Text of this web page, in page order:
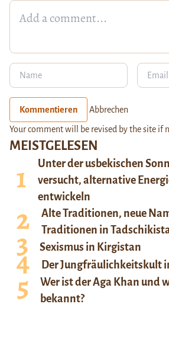
MEISTGELESEN
Unter der usbekischen
versucht, alternative
entwickeln
Alte Traditionen, neue
Traditionen in
Sexismus in Kirgistan
Der Jungfräulichkeitskult
Wer ist der Aga Khan und
bekannt?
Kommentieren Abbrechen
Your comment will be revised by the site if